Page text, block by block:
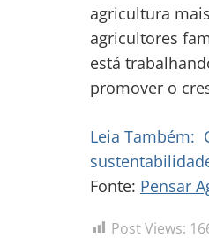
agricultura
agricultores
está
promover o
Leia Também:
Fonte: Pensar
Post Views: